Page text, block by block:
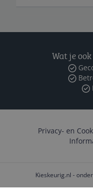
Wat je
Privacy- en
Kieskeurig.nl -